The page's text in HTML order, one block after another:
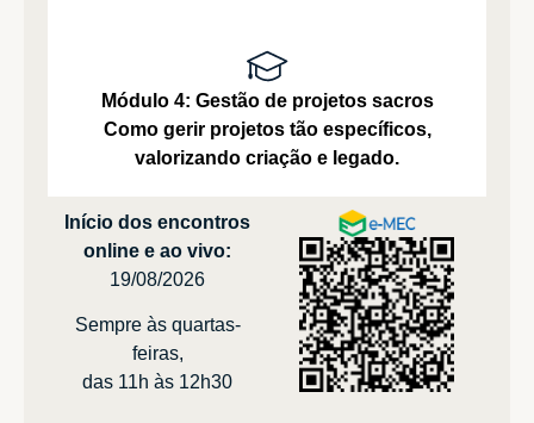
Módulo 4: Gestão de projetos sacros
Como gerir projetos tão específicos,
valorizando criação e legado.
Início dos encontros
online e ao vivo:
19/08/2026
Sempre às quartas-
feiras,
das 11h às 12h30